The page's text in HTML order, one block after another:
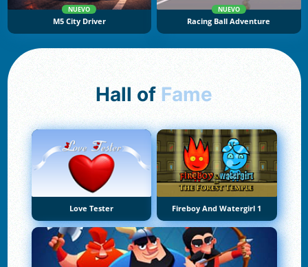
NUEVO
M5 City Driver
NUEVO
Racing Ball Adventure
Hall of Fame
Love Tester Fireboy And Watergirl 1